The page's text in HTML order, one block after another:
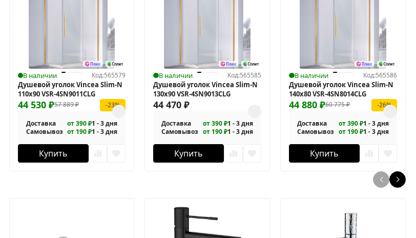
В наличии Код:565579
Душевой уголок Vincea Slim-N
110x90 VSR-4SN9011CLG
57 889₽
44 530 ₽ -23%
Доставка от 390 ₽1 - 3 дня
Самовывоз от 190 ₽1 - 3 дня
Купить
В наличии Код:565585
Душевой уголок Vincea Slim-N
130x90 VSR-4SN9013CLG
44 470₽
Доставка от 390 ₽1 - 3 дня
Самовывоз от 190 ₽1 - 3 дня
Купить
В наличии Код:565586
Душевой уголок Vincea Slim-N
140x80 VSR-4SN8014CLG
60 775₽
44 880₽ -26%
Доставка от 390 ₽1 - 3 дня
Самовывоз от 190 ₽1 - 3 дня
Купить